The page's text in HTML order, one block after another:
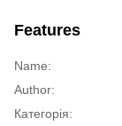
Features
Name:
Author:
Категорія: